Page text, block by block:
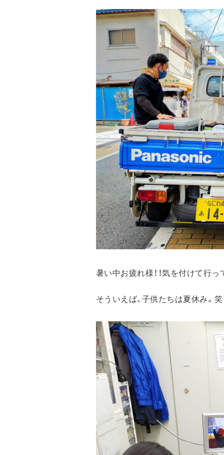
暑い中お疲れ様！！気を付けて行
そういえば、子供たちは夏休み。笑